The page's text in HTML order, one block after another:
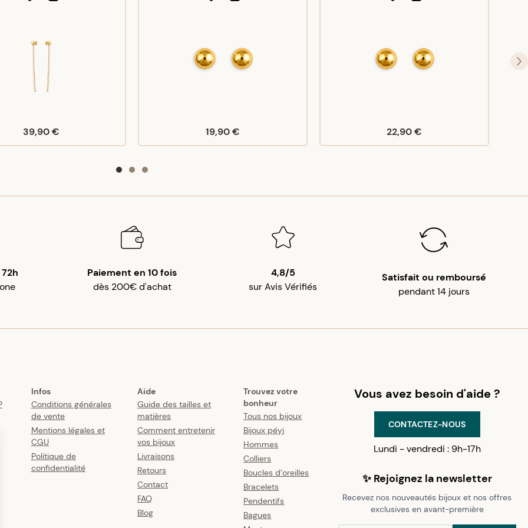
39,90 € 19,90 € 22,90 €
Paiement en 10 fois
dès 200€ d'achat
4,8/5
sur Avis Vérifiés
Satisfait ou remboursé
pendant 14 jours
Infos
Conditions générales
de vente
Mentions légales et
CGU
Politique de
confidentialité
Aide
Guide des tailles et
matières
Comment entretenir
vos bijoux
Livraisons
Retours
Contact
FAQ
Blog
Trouvez votre
bonheur
Tous nos bijoux
Bijoux péyi
Hommes
Colliers
Boucles d’oreilles
Bracelets
Pendentifs
Bagues
Vous avez besoin d'aide ?
CONTACTEZ-NOUS
Lundi - vendredi : 9h-17h
✨ Rejoignez la newsletter
Recevez nos nouveautés bijoux et nos offres
exclusives en avant-première